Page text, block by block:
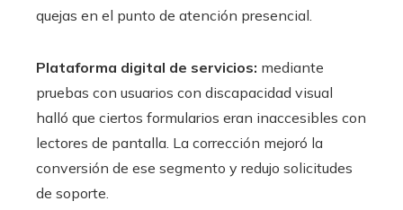
quejas en el punto de atención presencial.
Plataforma digital de servicios: mediante
pruebas con usuarios con discapacidad visual
halló que ciertos formularios eran inaccesibles con
lectores de pantalla. La corrección mejoró la
conversión de ese segmento y redujo solicitudes
de soporte.